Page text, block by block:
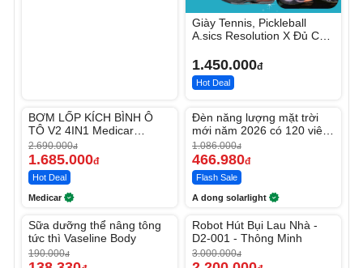
Giày Tennis, Pickleball
A.sics Resolution X Đủ Các
1.450.000đ
Hot Deal
-37%
BƠM LỐP KÍCH BÌNH Ô
TÔ V2 4IN1 Medicar
12.000mAh
2.690.000đ
1.685.000đ
Hot Deal
Medicar
-56%
Đèn năng lượng mặt trời
mới năm 2026 có 120 viên
LED lớn
1.086.000đ
466.980đ
Flash Sale
A dong solarlight
-27%
Sữa dưỡng thể nâng tông
tức thì Vaseline Body
190.000đ
-26%
Robot Hút Bụi Lau Nhà -
D2-001 - Thông Minh
3.000.000đ